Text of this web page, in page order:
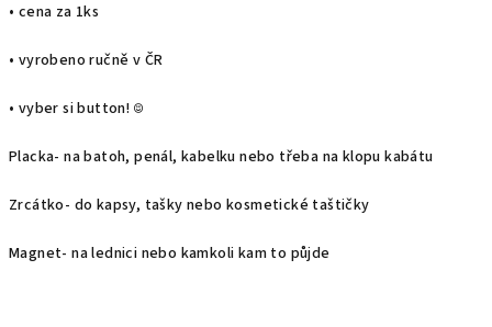
• cena za 1ks
• vyrobeno ručně v ČR
• vyber si button! ☺
Placka- na batoh, penál, kabelku nebo třeba na klopu kabátu
Zrcátko- do kapsy, tašky nebo kosmetické taštičky
Magnet- na lednici nebo kamkoli kam to půjde